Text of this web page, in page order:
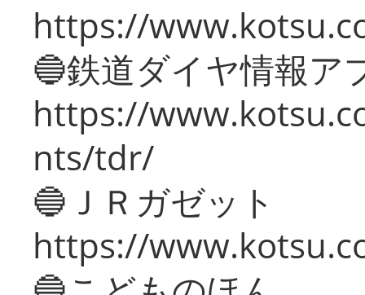
https://
🔵鉄道ダイヤ情報ア
https://
nts/tdr/
🔵ＪＲガゼット
https://